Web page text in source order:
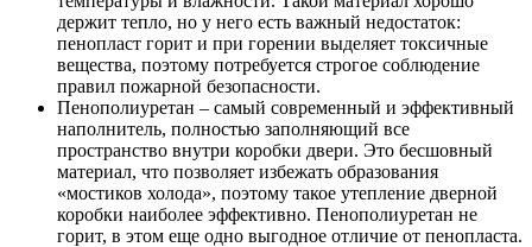
держит тепло, но у него есть важный недостаток:
пенопласт горит и при горении выделяет токсичные
вещества, поэтому потребуется строгое соблюдение
правил пожарной безопасности.
Пенополиуретан – самый современный и эффективный
наполнитель, полностью заполняющий все
пространство внутри коробки двери. Это бесшовный
материал, что позволяет избежать образования
«мостиков холода», поэтому такое утепление дверной
коробки наиболее эффективно. Пенополиуретан не
горит, в этом еще одно выгодное отличие от пенопласта.